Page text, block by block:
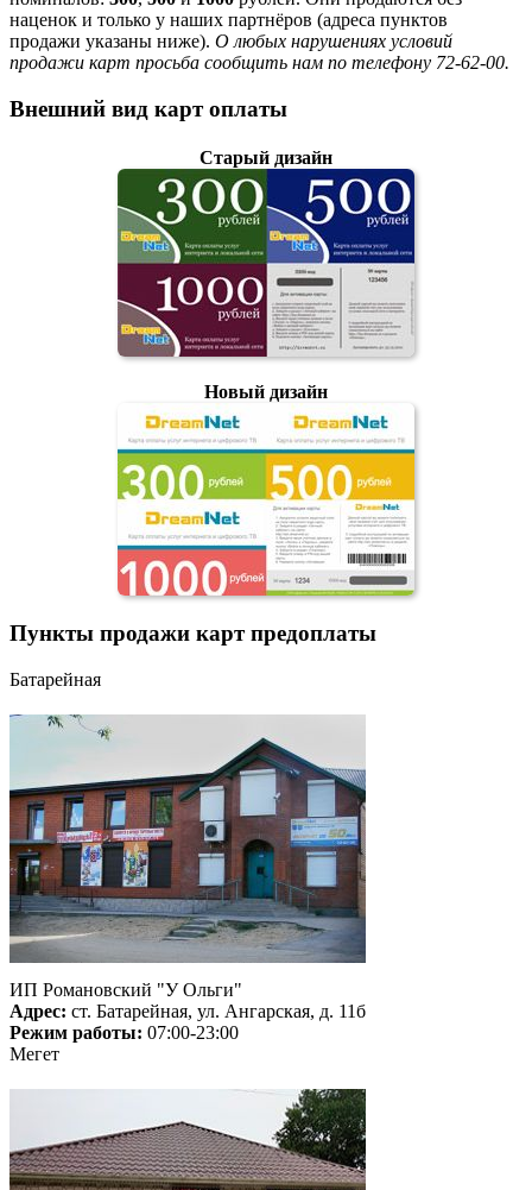
наценок и только у наших партнёров (адреса пунктов
продажи указаны ниже). О любых нарушениях условий
продажи карт просьба сообщить нам по телефону 72-62-00.
Внешний вид карт оплаты
Старый дизайн
Новый дизайн
Пункты продажи карт предоплаты
Батарейная
ИП Романовский "У Ольги"
Адрес: ст. Батарейная, ул. Ангарская, д. 11б
Режим работы: 07:00-23:00
Мегет